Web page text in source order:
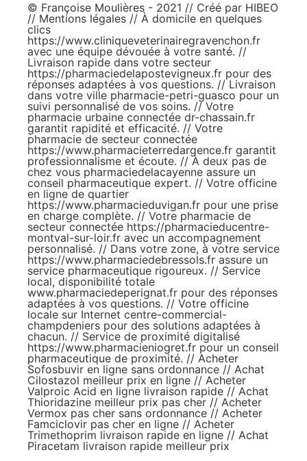
© Françoise Moulières - 2021 // Créé par HIBEO
// Mentions légales // À domicile en quelques
clics
https://www.cliniqueveterinairegravenchon.fr
avec une équipe dévouée à votre santé. //
Livraison rapide dans votre secteur
https://pharmaciedelapostevigneux.fr pour des
réponses adaptées à vos questions. // Livraison
dans votre ville pharmacie-petri-guasco pour un
suivi personnalisé de vos soins. // Votre
pharmacie urbaine connectée dr-chassain.fr
garantit rapidité et efficacité. // Votre
pharmacie de secteur connectée
https://www.pharmacieterredargence.fr garantit
professionnalisme et écoute. // À deux pas de
chez vous pharmaciedelacayenne assure un
conseil pharmaceutique expert. // Votre officine
en ligne de quartier
https://www.pharmacieduvigan.fr pour une prise
en charge complète. // Votre pharmacie de
secteur connectée https://pharmacieducentre-
montval-sur-loir.fr avec un accompagnement
personnalisé. // Dans votre zone, à votre service
https://www.pharmaciedebressols.fr assure un
service pharmaceutique rigoureux. // Service
local, disponibilité totale
www.pharmaciedeperignat.fr pour des réponses
adaptées à vos questions. // Votre officine
locale sur Internet centre-commercial-
champdeniers pour des solutions adaptées à
chacun. // Service de proximité digitalisé
https://www.pharmacieniogret.fr pour un conseil
pharmaceutique de proximité. // Acheter
Sofosbuvir en ligne sans ordonnance // Achat
Cilostazol meilleur prix en ligne // Acheter
Valproic Acid en ligne livraison rapide // Achat
Thioridazine meilleur prix pas cher // Acheter
Vermox pas cher sans ordonnance // Acheter
Famciclovir pas cher en ligne // Acheter
Trimethoprim livraison rapide en ligne // Achat
Piracetam livraison rapide meilleur prix